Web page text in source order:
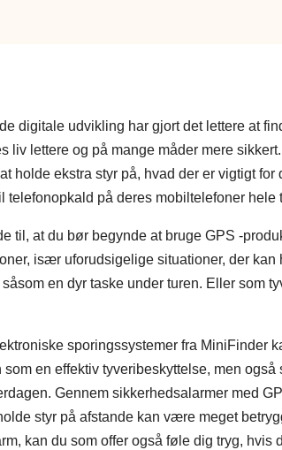
digitale udvikling har gjort det lettere at
liv lettere og på mange måder mere
holde ekstra styr på, hvad der er vigtigt
telefonopkald på deres mobiltelefoner
til, at du bør begynde at bruge GPS -
især uforudsigelige situationer, der
en dyr taske under turen. Eller som
sporingssystemer fra MiniFinder
en effektiv tyveribeskyttelse, men
Gennem sikkerhedsalarmer med
styr på afstande kan være meget
kan du som offer også føle dig tryg, hvis